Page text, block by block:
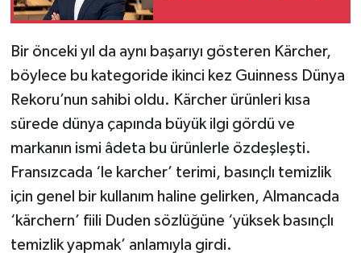
Bir önceki yıl da aynı başarıyı gösteren Kärcher,
böylece bu kategoride ikinci kez Guinness Dünya
Rekoru’nun sahibi oldu. Kärcher ürünleri kısa
sürede dünya çapında büyük ilgi gördü ve
markanın ismi âdeta bu ürünlerle özdeşleşti.
Fransızcada ‘le karcher’ terimi, basınçlı temizlik
için genel bir kullanım haline gelirken, Almancada
‘kärchern’ fiili Duden sözlüğüne ‘yüksek basınçlı
temizlik yapmak’ anlamıyla girdi.